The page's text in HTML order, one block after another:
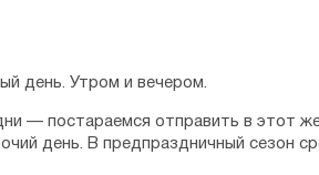
день. Утром и вечером.
— постараемся отправить в этот
день. В предпраздничный сезон